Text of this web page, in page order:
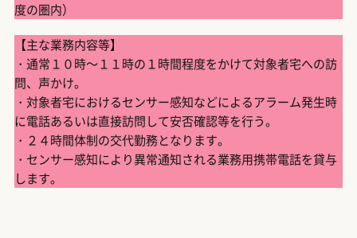
度の圏内）
【主な業務内容等】
・通常１０時～１１時の１時間程度をかけて対象者宅への訪
問、声かけ。
・対象者宅におけるセンサー感知などによるアラーム発生時
に電話あるいは直接訪問して安否確認等を行う。
・２４時間体制の交代勤務となります。
・センサー感知により異常通知される業務用携帯電話を貸与
します。